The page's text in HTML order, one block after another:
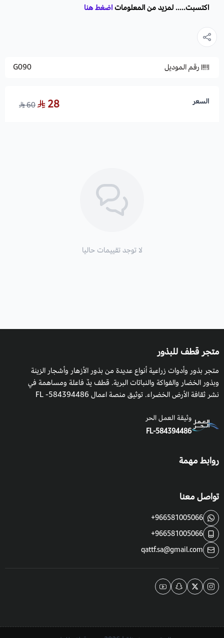
اكتسبت..... لمزيد من المعلوماتاضغط هنا
رقم الموديل G090
السعر 28
60
لا توجد تقييمات حاليا
متجر قطف للبذور
متجر بذور وأدوات زراعية أنواع عديدة من بذور الأزهار وأشجار الزينة
وبذور الخضار والفواكة والنباتات البرية. قطف يدٌ فاعلة ومساهمة في
نشر ثقافة الأرض الخضراء. توثيق منصة اعمال 584394486- FL
وثيقة العمل الحر
FL-584394486
روابط مهمة
تواصل معنا
+966581005066
+966581005066
qattf.sa@gmail.com